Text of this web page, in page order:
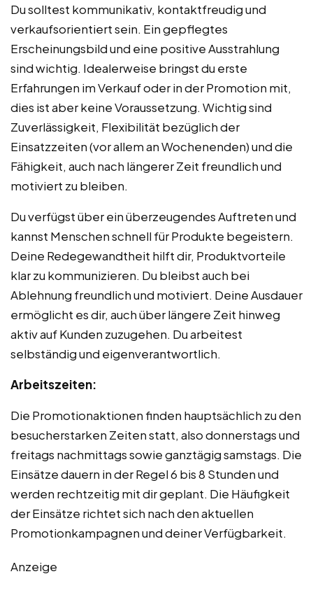
Du solltest kommunikativ, kontaktfreudig und
verkaufsorientiert sein. Ein gepflegtes
Erscheinungsbild und eine positive Ausstrahlung
sind wichtig. Idealerweise bringst du erste
Erfahrungen im Verkauf oder in der Promotion mit,
dies ist aber keine Voraussetzung. Wichtig sind
Zuverlässigkeit, Flexibilität bezüglich der
Einsatzzeiten (vor allem an Wochenenden) und die
Fähigkeit, auch nach längerer Zeit freundlich und
motiviert zu bleiben.
Du verfügst über ein überzeugendes Auftreten und
kannst Menschen schnell für Produkte begeistern.
Deine Redegewandtheit hilft dir, Produktvorteile
klar zu kommunizieren. Du bleibst auch bei
Ablehnung freundlich und motiviert. Deine Ausdauer
ermöglicht es dir, auch über längere Zeit hinweg
aktiv auf Kunden zuzugehen. Du arbeitest
selbständig und eigenverantwortlich.
Arbeitszeiten:
Die Promotionaktionen finden hauptsächlich zu den
besucherstarken Zeiten statt, also donnerstags und
freitags nachmittags sowie ganztägig samstags. Die
Einsätze dauern in der Regel 6 bis 8 Stunden und
werden rechtzeitig mit dir geplant. Die Häufigkeit
der Einsätze richtet sich nach den aktuellen
Promotionkampagnen und deiner Verfügbarkeit.
Anzeige